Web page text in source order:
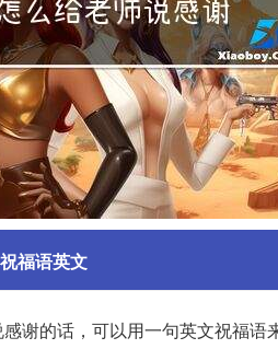
福语英文
谢的话，可以用一句英文祝福